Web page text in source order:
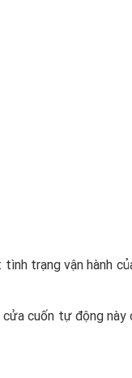
trạng vận hành
cuốn tự động này